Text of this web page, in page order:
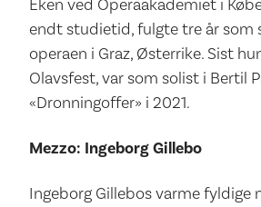
Eken ved Operaakademiet i
endt studietid, fulgte tre år som
operaen i Graz, Østerrike. Sist
Olavsfest, var som solist i Bertil
«Dronningoffer» i 2021.
Mezzo: Ingeborg Gillebo
Ingeborg Gillebos varme fyldige